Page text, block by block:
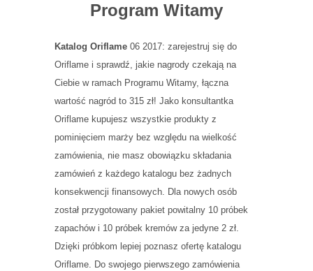
Program Witamy
Katalog Oriflame 06 2017: zarejestruj się do
Oriflame i sprawdź, jakie nagrody czekają na
Ciebie w ramach Programu Witamy, łączna
wartość nagród to 315 zł! Jako konsultantka
Oriflame kupujesz wszystkie produkty z
pominięciem marży bez względu na wielkość
zamówienia, nie masz obowiązku składania
zamówień z każdego katalogu bez żadnych
konsekwencji finansowych. Dla nowych osób
został przygotowany pakiet powitalny 10 próbek
zapachów i 10 próbek kremów za jedyne 2 zł.
Dzięki próbkom lepiej poznasz ofertę katalogu
Oriflame. Do swojego pierwszego zamówienia